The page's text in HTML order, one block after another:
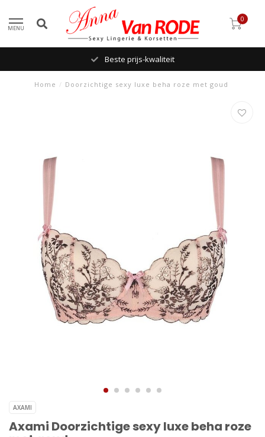
MENU
0
Beste prijs-kwaliteit
Home / Doorzichtige sexy luxe beha roze met goud
AXAMI
Axami Doorzichtige sexy luxe beha roze